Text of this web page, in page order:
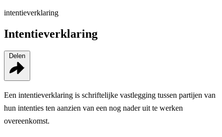
intentieverklaring
Intentieverklaring
Een intentieverklaring is schriftelijke vastlegging tussen partijen van
hun intenties ten aanzien van een nog nader uit te werken
overeenkomst.